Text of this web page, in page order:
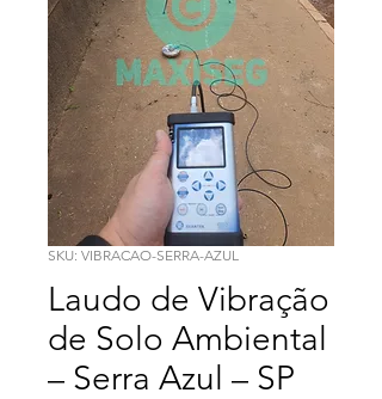
SKU: VIBRACAO-SERRA-AZUL
Laudo de Vibração
de Solo Ambiental
– Serra Azul – SP